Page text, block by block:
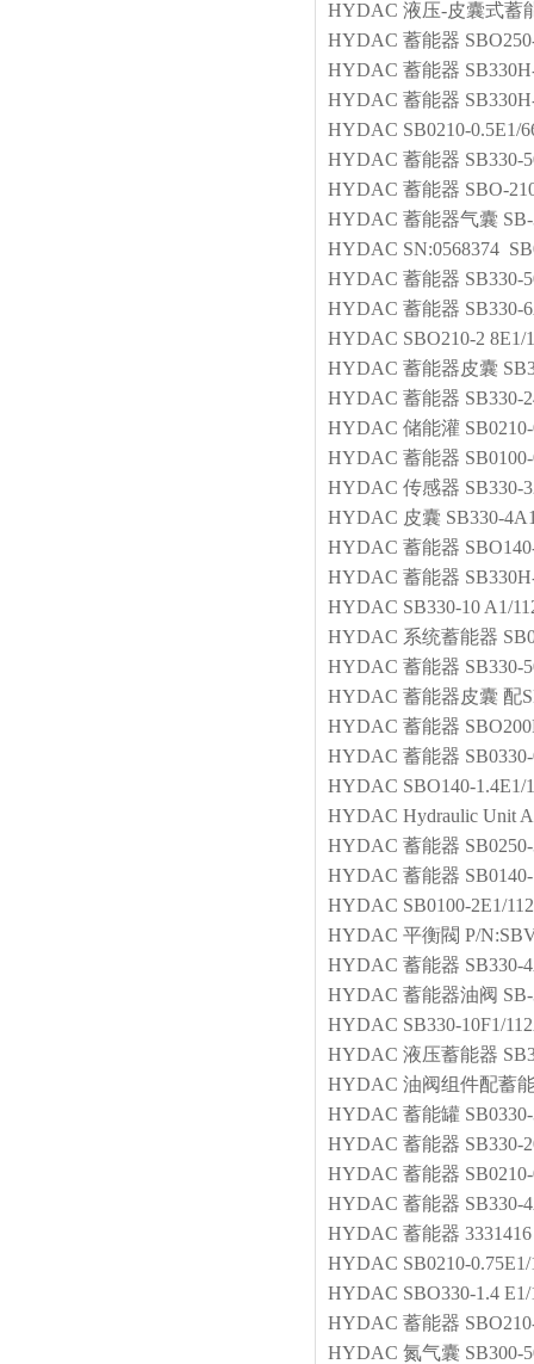
HYDAC 液压-皮囊式蓄
HYDAC 蓄能器
HYDAC 蓄能器
HYDAC 蓄能器
HYDAC SB0210-0.5E1/
HYDAC 蓄能器 SB330-
HYDAC 蓄能器 SBO-
HYDAC 蓄能器气囊
HYDAC SN:0568374
HYDAC 蓄能器 SB330-
HYDAC 蓄能器 SB330-
HYDAC SBO210-2 8E1/
HYDAC 蓄能器皮囊
HYDAC 蓄能器 SB330-
HYDAC 储能灌
HYDAC 蓄能器
HYDAC 传感器 SB330-
HYDAC 皮囊 SB330-
HYDAC 蓄能器
HYDAC 蓄能器
HYDAC SB330-10 A1/
HYDAC 系统蓄能器
HYDAC 蓄能器 SB330-
HYDAC 蓄能器皮囊 配
HYDAC 蓄能器
HYDAC 蓄能器
HYDAC SBO140-
HYDAC Hydraulic Unit
HYDAC 蓄能器
HYDAC 蓄能器
HYDAC SB0100-2E1/
HYDAC 平衡閥 P/
HYDAC 蓄能器 SB330-
HYDAC 蓄能器油阀
HYDAC SB330-10F1/
HYDAC 液压蓄能器
HYDAC 油阀组件配蓄
HYDAC 蓄能罐
HYDAC 蓄能器 SB330-
HYDAC 蓄能器
HYDAC 蓄能器 SB330-
HYDAC 蓄能器
HYDAC SB0210-
HYDAC SBO330-1.4
HYDAC 蓄能器
HYDAC 氮气囊 SB300-